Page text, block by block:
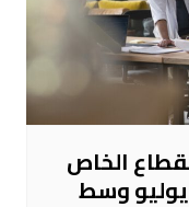
الخاص
يوليو وسط